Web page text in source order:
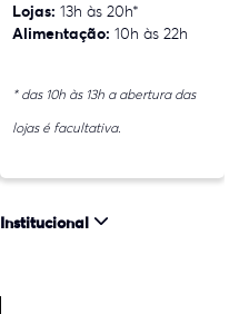
Lojas: 13h às 20h*
Alimentação: 10h às 22h
* das 10h às 13h a abertura das
lojas é facultativa.
Institucional